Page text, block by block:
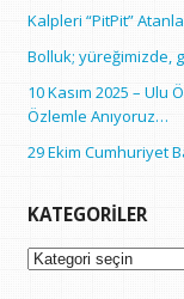
Kalpleri “PitPit”
Bolluk; yüreğimizde,
10 Kasım 2025 – Ulu
Özlemle Anıyoruz…
29 Ekim Cumhuriyet
KATEGORILER
Kategoriler